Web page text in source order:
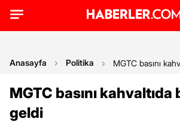
Anasayfa Politika MGTC basını
MGTC basını
geldi